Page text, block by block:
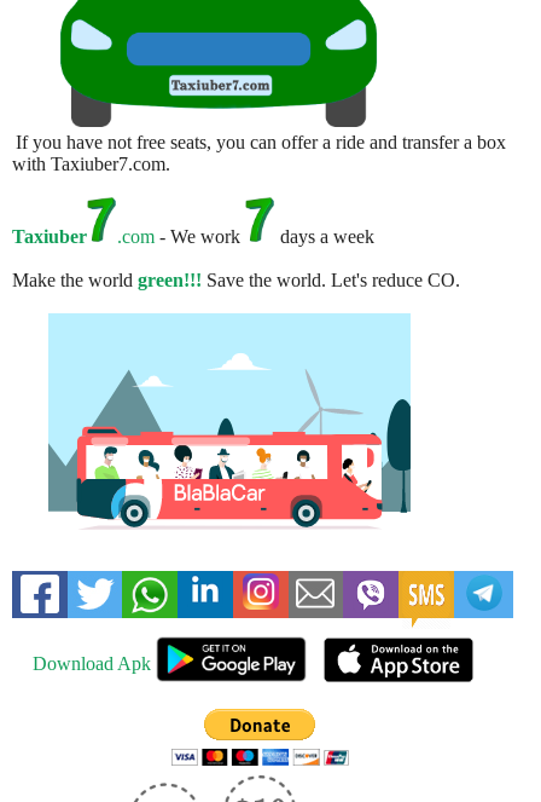
If you have not free seats, you can offer a ride and transfer a box
with Taxiuber7.com.
Taxiuber .com - We work days a week
Make the world green!!! Save the world. Let's reduce CO.
Download Apk